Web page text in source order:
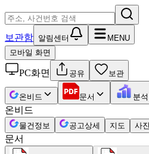
보관함 알림센터
MENU
모바일 화면
PC화면 공유 보관
온비드 문서 분석
온비드
물건정보 공고상세 지도 사
문서